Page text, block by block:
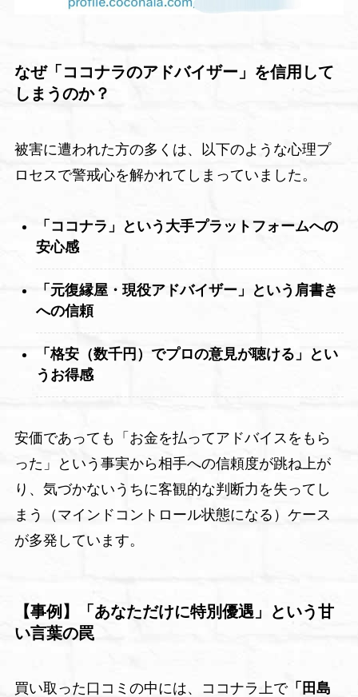
なぜ「ココナラのアドバイザー」を信用して
しまうのか？
被害に遭われた方の多くは、以下のような心理プ
ロセスで警戒心を解かれてしまっていました。
「ココナラ」という大手プラットフォームへの
安心感
「元復縁屋・現役アドバイザー」という肩書き
への信頼
「格安（数千円）でプロの意見が聴ける」とい
うお得感
安価であっても「お金を払ってアドバイスをもら
った」という事実から相手への信頼度が跳ね上が
り、気づかないうちに客観的な判断力を失ってし
まう（マインドコントロール状態になる）ケース
が多発しています。
【事例】「あなただけに特別優遇」という甘
い言葉の罠
買い取った口コミの中には、ココナラ上で「田島